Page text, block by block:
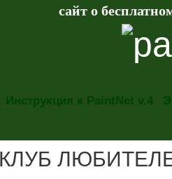
сайт о
Инструкция к PaintNet v.4
КЛУБ